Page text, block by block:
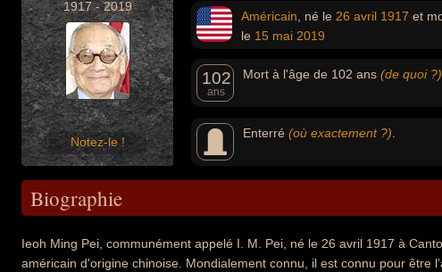
1917 - 2019
Notez-le !
Américain , né le 26 avril 1917 et
le 15 mai 2019
102
ans
Mort à l'âge de 102 ans (de quoi ?)
Enterré (où exactement ?)
Biographie
Ieoh Ming Pei, communément appelé I. M. Pei, né le 26 avril 1917 à
américain d'origine chinoise. Mondialement connu, il est connu pour être